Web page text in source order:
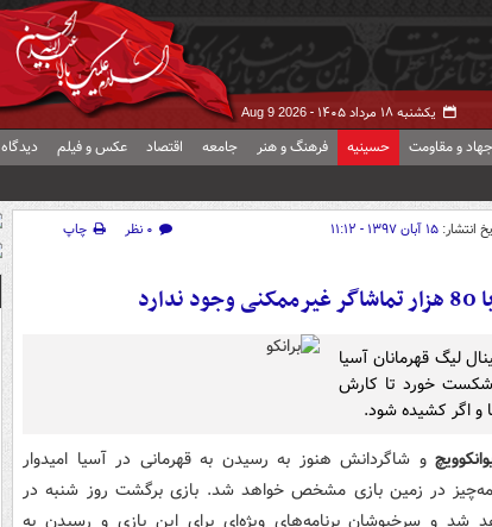
یکشنبه ۱۸ مرداد ۱۴۰۵ - Aug 9 2026
جهاد و مقاومت حسینیه فرهنگ و هنر جامعه اقتصاد عکس و فیلم دیدگاه
انتشار: ۱۵ آبان ۱۳۹۷ - ۱۱:۱۲ ۰ نظر
چاپ
لیگ قهرمانان آسیا
شکست خورد تا کارش
و اگر کشیده شود.
و شاگردانش هنوز به رسیدن به قهرمانی در آسیا امیدوار
در زمین بازی مشخص خواهد شد. بازی برگشت روز شنبه در
شد و سرخپوشان برنامه‌های ویژه‌ای برای این بازی و رسیدن به